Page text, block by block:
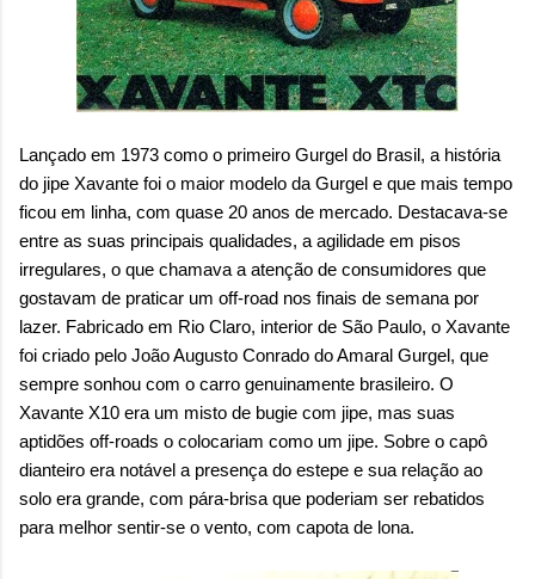
Lançado em 1973 como o primeiro Gurgel do Brasil, a história
do jipe Xavante foi o maior modelo da Gurgel e que mais tempo
ficou em linha, com quase 20 anos de mercado. Destacava-se
entre as suas principais qualidades, a agilidade em pisos
irregulares, o que chamava a atenção de consumidores que
gostavam de praticar um off-road nos finais de semana por
lazer. Fabricado em Rio Claro, interior de São Paulo, o Xavante
foi criado pelo João Augusto Conrado do Amaral Gurgel, que
sempre sonhou com o carro genuinamente brasileiro. O
Xavante X10 era um misto de bugie com jipe, mas suas
aptidões off-roads o colocariam como um jipe. Sobre o capô
dianteiro era notável a presença do estepe e sua relação ao
solo era grande, com pára-brisa que poderiam ser rebatidos
para melhor sentir-se o vento, com capota de lona.